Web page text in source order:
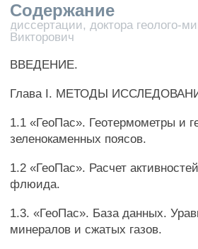
Содержание
диссертации, доктора геолого-
Викторович
ВВЕДЕНИЕ.
Глава I. МЕТОДЫ
1.1 «ГеоПас». Геотермометры и
зеленокаменных поясов.
1.2 «ГеоПас». Расчет
флюида.
1.3. «ГеоПас». База данных.
минералов и сжатых газов.